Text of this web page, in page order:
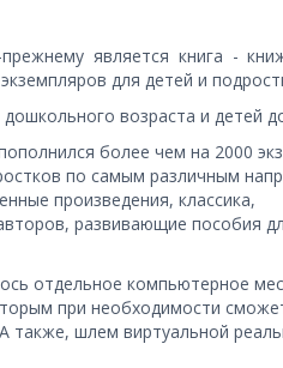
является книга -
для детей и
возраста и детей
более чем на 2000
по самым различным
произведения, классика,
развивающие пособия
отдельное компьютерное
при необходимости
также, шлем виртуальной